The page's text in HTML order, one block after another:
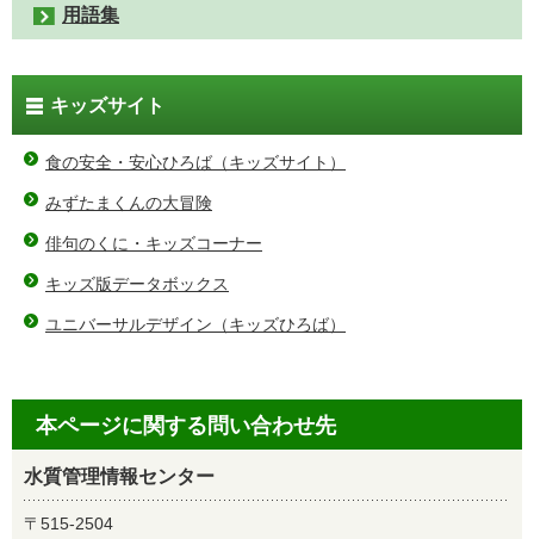
用語集
キッズサイト
食の安全・安心ひろば（キッズサイト）
みずたまくんの大冒険
俳句のくに・キッズコーナー
キッズ版データボックス
ユニバーサルデザイン（キッズひろば）
本ページに関する問い合わせ先
水質管理情報センター
〒515-2504